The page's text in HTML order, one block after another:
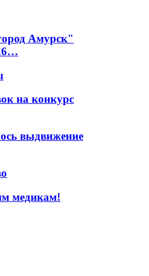
Амурск"
на конкурс
выдвижение
медикам!